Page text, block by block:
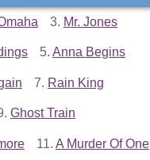
3. Mr. Jones
5. Anna Begins
7. Rain King
Ghost Train
11. A Murder Of One